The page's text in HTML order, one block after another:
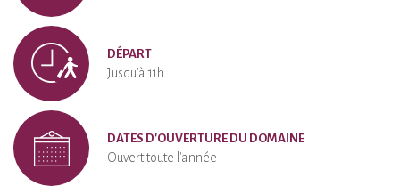
DÉPART
Jusqu'à 11h
DATES D'OUVERTURE DU DOMAINE
Ouvert toute l'année